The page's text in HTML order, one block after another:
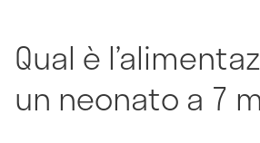
Qual è
un neonato a 7